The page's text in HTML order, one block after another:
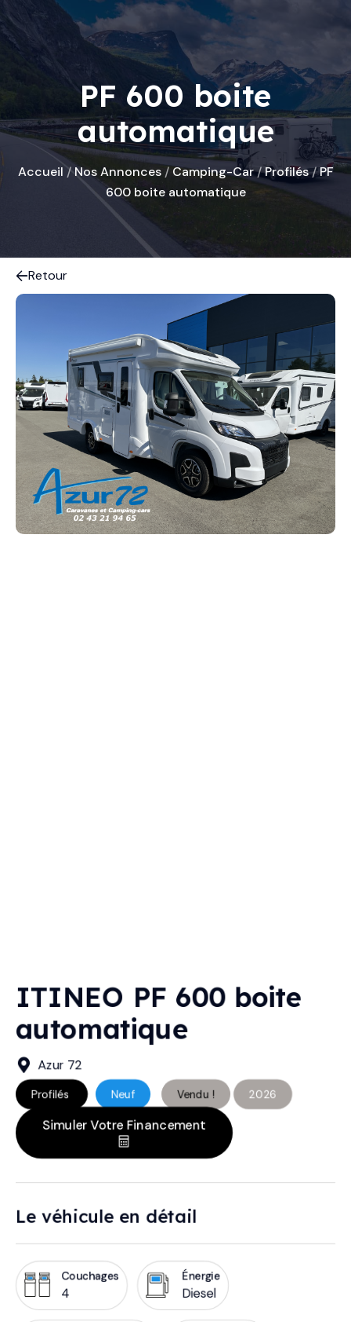
PF 600 boite
automatique
Accueil /Nos Annonces/ Camping-Car/Profilés/PF
600 boite automatique
Retour
ITINEO PF 600 boite
automatique
Azur 72
Profilés Neuf Vendu ! 2026
Simuler Votre Financement
Le véhicule en détail
Couchages
4
Énergie
Diesel